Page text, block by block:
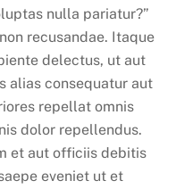
nulla pariatur?”
recusandae. Itaque
delectus, ut aut
alias consequatur aut
repellat omnis
dolor repellendus.
et aut officiis debitis
eveniet ut et